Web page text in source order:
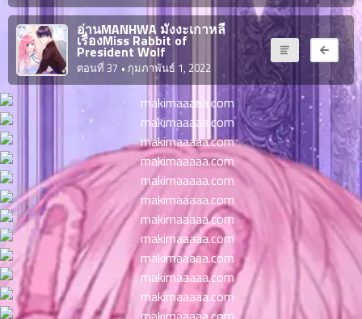
จบแล้ว
มังงะ NTR
อ่านมังงะ
อ่านMANHWA มังงะเกาหลี
เรื่องMiss Rabbit of
President Wolf
ตอนที่ 37 • กุมภาพันธ์ 1, 2022
น
6
ตอน
ที่
น
7
ตอน
ที่
น
8
ตอน
ที่
น
9
ตอน
ที่
น
10